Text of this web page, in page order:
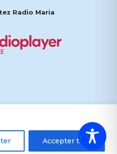
Accepter tout
Radio Maria